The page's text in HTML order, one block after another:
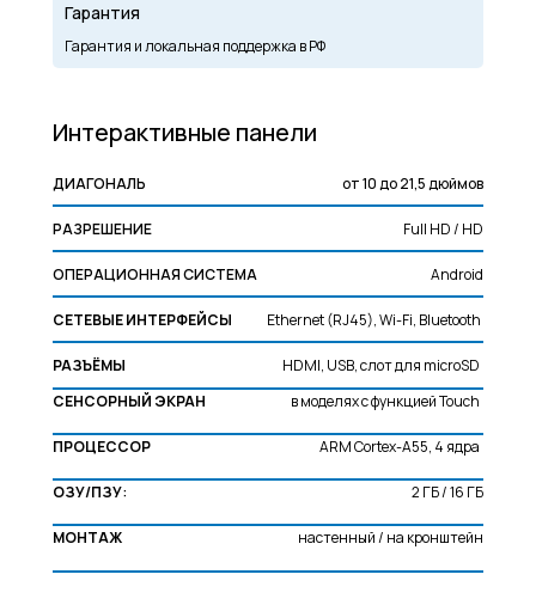
Гарантия
Гарантия и локальная поддержка в РФ
Интерактивные панели
ДИАГОНАЛЬ
СЕТЕВЫЕ ИНТЕРФЕЙСЫ
ОПЕРАЦИОННАЯ СИСТЕМА
СЕНСОРНЫЙ ЭКРАН
ОЗУ/ПЗУ:
РАЗРЕШЕНИЕ
РАЗЪЁМЫ
ПРОЦЕССОР
МОНТАЖ
от 10 до 21,5 дюймов
Ethernet (RJ45), Wi-Fi, Bluetooth
Android
в моделях с функцией Touch
Full HD / HD
HDMI, USB, слот для microSD
2 ГБ / 16 ГБ
ARM Cortex-A55, 4 ядра
настенный / на кронштейн